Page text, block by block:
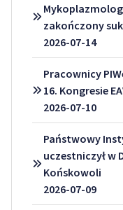
zakończony
2026-07-14
Pracownicy
16. Kongresie
2026-07-10
Państwowy
uczestniczył w
Końskowoli
2026-07-09